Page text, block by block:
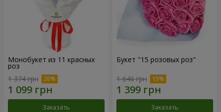
Монобукет из 11 красных
роз
1 374 грн
Заказать
Букет "15 розовых роз"
1 646 грн
Заказать